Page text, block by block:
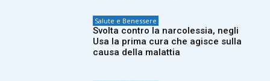
Salute e Benessere
Svolta contro la narcolessia, negli
Usa la prima cura che agisce sulla
causa della malattia